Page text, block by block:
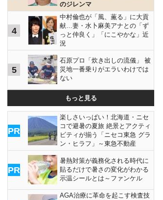
のジレンマ
4
中村倫也が「風、薫る」に大貢
献…妻・水卜麻美アナとの「ず
っと仲良く」「にこやかな」近
況
5
石原プロ「炊き出しの流儀」 被
災地一番乗りがエラいわけでは
ない
もっと見る
PR
楽しさいっぱい！北海道・ニセ
コで避暑の夏旅 絶景とアクティ
ビティが揃う「ニセコ東急 グラ
ン・ヒラフ」～東急不動産
PR
暑熱対策が義務化される時代に
貼るだけで暑さの変化がわかる
示温シールとは～ファンケル
AGA治療に革命を起こす検査技